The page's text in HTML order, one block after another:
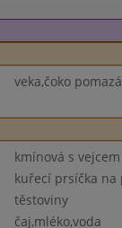
veka,čoko
kmínová s vejcem
kuřecí prsíčka na
těstoviny
čaj,mléko,voda